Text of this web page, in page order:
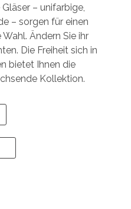
– unifarbige,
– sorgen für einen
Ändern Sie ihr
Die Freiheit sich in
bietet Ihnen die
Kollektion.